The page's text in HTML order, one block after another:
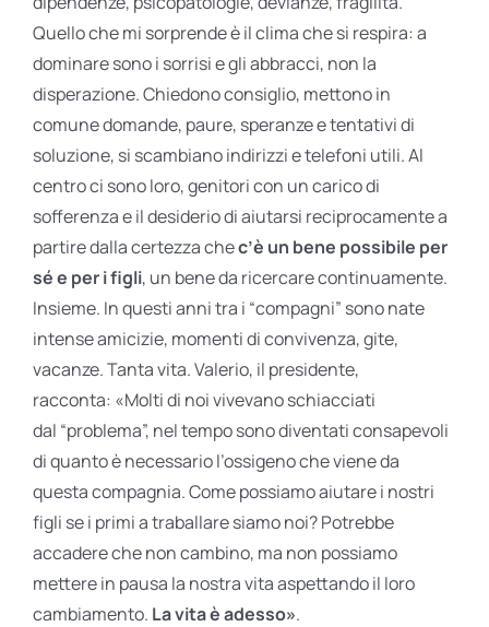
Quello che mi sorprende è il clima che si respira: a
dominare sono i sorrisi e gli abbracci, non la
disperazione. Chiedono consiglio, mettono in
comune domande, paure, speranze e tentativi di
soluzione, si scambiano indirizzi e telefoni utili. Al
centro ci sono loro, genitori con un carico di
sofferenza e il desiderio di aiutarsi reciprocamente a
partire dalla certezza chec’è un bene possibile per
sé e per i figli, un bene da ricercare continuamente.
Insieme. In questi anni tra i “compagni” sono nate
intense amicizie, momenti di convivenza, gite,
vacanze. Tanta vita. Valerio, il presidente,
racconta: «Molti di noi vivevano schiacciati
dal “problema”, nel tempo sono diventati consapevoli
di quanto è necessario l’ossigeno che viene da
questa compagnia. Come possiamo aiutare i nostri
figli se i primi a traballare siamo noi? Potrebbe
accadere che non cambino, ma non possiamo
mettere in pausa la nostra vita aspettando il loro
cambiamento. La vita è adesso».